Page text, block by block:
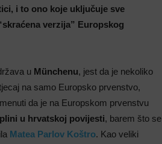
i to ono koje uključuje sve
verzija” Europskog
u Münchenu, jest da je nekoliko
na samo Europsko prvenstvo,
da je na Europskom prvenstvu
u hrvatskoj povijesti, barem što se
Matea Parlov Koštro. Kao veliki